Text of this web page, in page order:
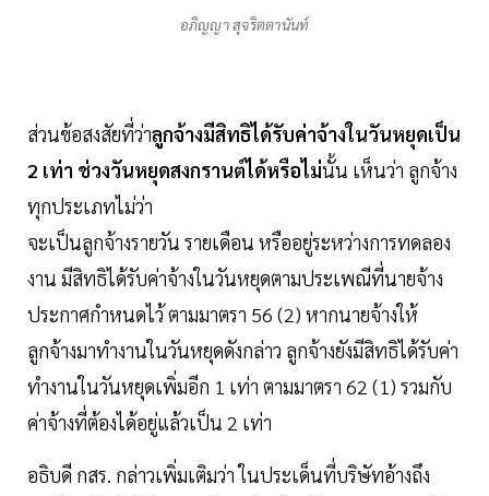
อภิญญา สุจริตตานันท์
ส่วนข้อสงสัยที่ว่าลูกจ้างมีสิทธิได้รับค่าจ้างในวันหยุดเป็น
2 เท่า ช่วงวันหยุดสงกรานต์ได้หรือไม่นั้น เห็นว่า ลูกจ้าง
ทุกประเภทไม่ว่า
จะเป็นลูกจ้างรายวัน รายเดือน หรืออยู่ระหว่างการทดลอง
งาน มีสิทธิได้รับค่าจ้างในวันหยุดตามประเพณีที่นายจ้าง
ประกาศกำหนดไว้ ตามมาตรา 56 (2) หากนายจ้างให้
ลูกจ้างมาทำงานในวันหยุดดังกล่าว ลูกจ้างยังมีสิทธิได้รับค่า
ทำงานในวันหยุดเพิ่มอีก 1 เท่า ตามมาตรา 62 (1) รวมกับ
ค่าจ้างที่ต้องได้อยู่แล้วเป็น 2 เท่า
อธิบดี กสร. กล่าวเพิ่มเติมว่า ในประเด็นที่บริษัทอ้างถึง